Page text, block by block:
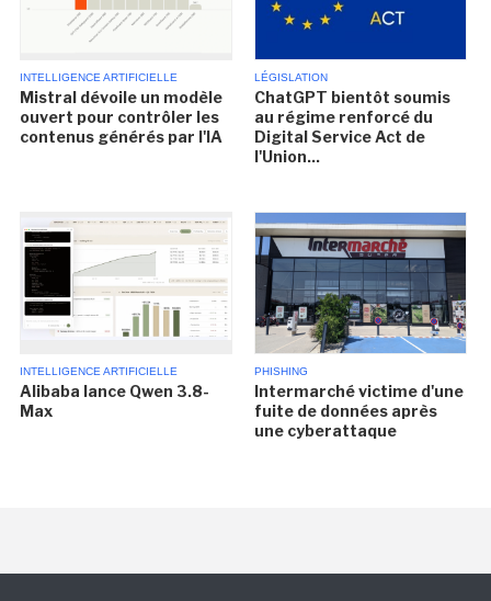
INTELLIGENCE ARTIFICIELLE
Mistral dévoile un modèle
ouvert pour contrôler les
contenus générés par l'IA
LÉGISLATION
ChatGPT bientôt soumis
au régime renforcé du
Digital Service Act de
l'Union...
INTELLIGENCE ARTIFICIELLE
Alibaba lance Qwen 3.8-
Max
PHISHING
Intermarché victime d'une
fuite de données après
une cyberattaque